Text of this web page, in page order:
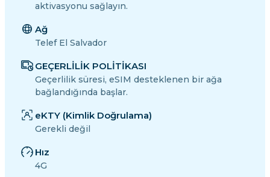
aktivasyonu sağlayın.
Ağ
Telef El Salvador
GEÇERLİLİK POLİTİKASI
Geçerlilik süresi, eSIM desteklenen bir ağa
bağlandığında başlar.
eKTY (Kimlik Doğrulama)
Gerekli değil
Hız
4G